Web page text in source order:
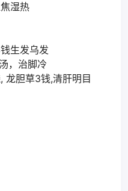
湿热
生发乌发
，治脚冷
龙胆草3钱,清肝明目